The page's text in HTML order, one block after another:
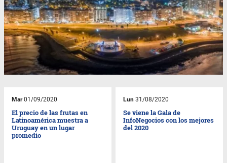
Mar01/09/2020
El precio de las frutas en
Latinoamérica muestra a
Uruguay en un lugar
promedio
Lun 31/08/2020
Se viene la Gala de
InfoNegocios con los mejores
del 2020